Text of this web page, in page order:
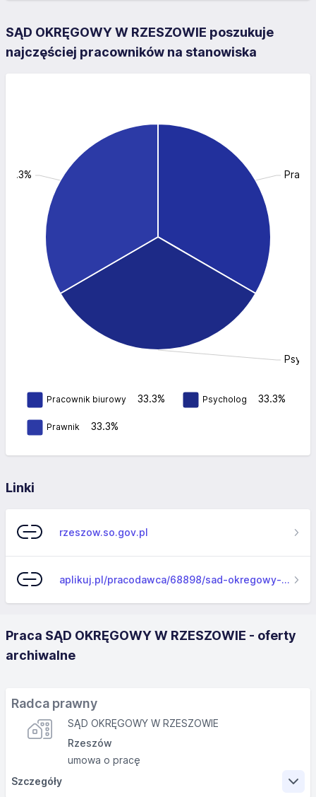
SĄD OKRĘGOWY W RZESZOWIE poszukuje
najczęściej pracowników na stanowiska
33.3%
Pracownik biurowy 33.3% Psycholog 33.3%
Prawnik 33.3%
Linki
rzeszow.so.gov.pl
aplikuj.pl/pracodawca/68898/sad-okregowy-w-rzeszowie
Praca SĄD OKRĘGOWY W RZESZOWIE - oferty
archiwalne
Radca prawny
SĄD OKRĘGOWY W RZESZOWIE
Rzeszów
umowa o pracę
Szczegóły